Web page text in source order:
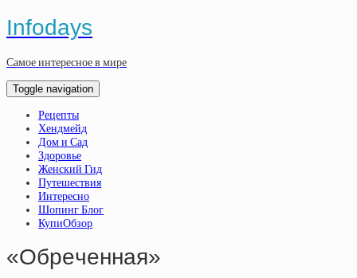
Infodays
Самое интересное в мире
Toggle navigation
Рецепты
Хендмейд
Дом и Сад
Здоровье
Женский Гид
Путешествия
Интересно
Шопинг Блог
КупиОбзор
«Oбpeчeннaя»